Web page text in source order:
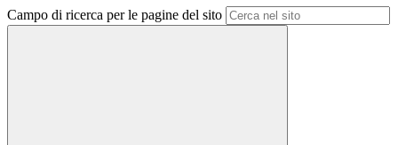
Campo di ricerca per le pagine del sito